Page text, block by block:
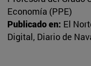
Economía (PPE)
Publicado en: El
Digital, Diario de